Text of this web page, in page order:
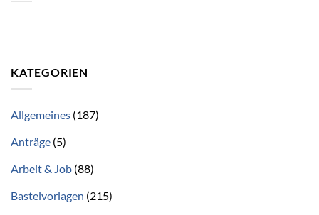
KATEGORIEN
Allgemeines (187)
Anträge (5)
Arbeit & Job (88)
Bastelvorlagen (215)